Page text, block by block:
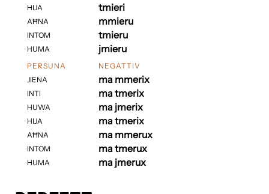
HIJA
AĦNA
INTOM
HUMA
tmieri
mmieru
tmieru
jmieru
PERSUNA
JIENA
INTI
HUWA
HIJA
AĦNA
INTOM
HUMA
NEGATTIV
ma mmerix
ma tmerix
ma jmerix
ma tmerix
ma mmerux
ma tmerux
ma jmerux